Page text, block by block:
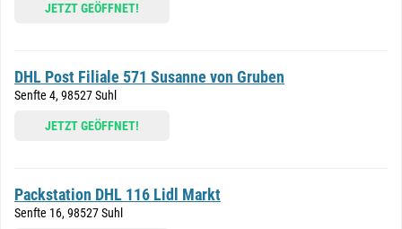
JETZT GEÖFFNET!
DHL Post Filiale 571 Susanne von Gruben
Senfte 4, 98527 Suhl
JETZT GEÖFFNET!
Packstation DHL 116 Lidl Markt
Senfte 16, 98527 Suhl